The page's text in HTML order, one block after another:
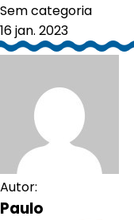
Sem categoria
16 jan. 2023
Autor:
Paulo